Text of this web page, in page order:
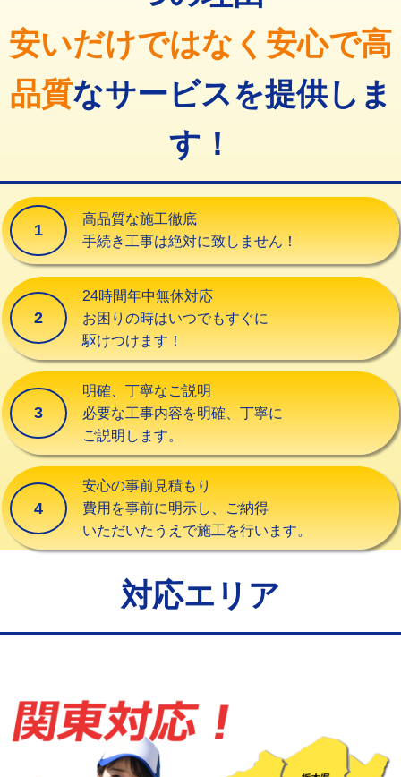
16,500円
廃棄・処分 現場見積
止水・漏水調査・防水処理・清掃・修
理・調整・分解・加工など（重作業）
33,000円
その他部品の脱着 8,800円～
交換・取付(単水栓（壁付・デッキ
式）)
13,200円+材料費
交換・取付(混合水栓（壁付・デッキ
式・ワンホール）)
16,500円+材料費
交換・取付(排水栓・排水トラップ
（P/S/ポップアップ））
交換・取付（その他部品）
持込商品取付（単水栓）
持込商品取付（混合水栓） 16,500円
持込商品取付（浄水器・分岐水栓） 16,500円
給水管工事※（ホール加工)
給水管工事※（バンド止め) 3,300円
給水管工事※（保温材使用（バンド止
5,500円
給水管工事※（塩ビ管（VP・HI）使
用/3ｍまで)
給水管工事※（塩ビ管（VP・HI）使
+8,800円
安いだけではなく安心で高
品質なサービスを提供しま
す！
1
高品質な施工徹底
手続き工事は絶対に致しません！
2
24時間年中無休対応
お困りの時はいつでもすぐに
駆けつけます！
3
明確、丁寧なご説明
必要な工事内容を明確、丁寧に
ご説明します。
4
安心の事前見積もり
費用を事前に明示し、ご納得
いただいたうえで施工を行います。
対応エリア